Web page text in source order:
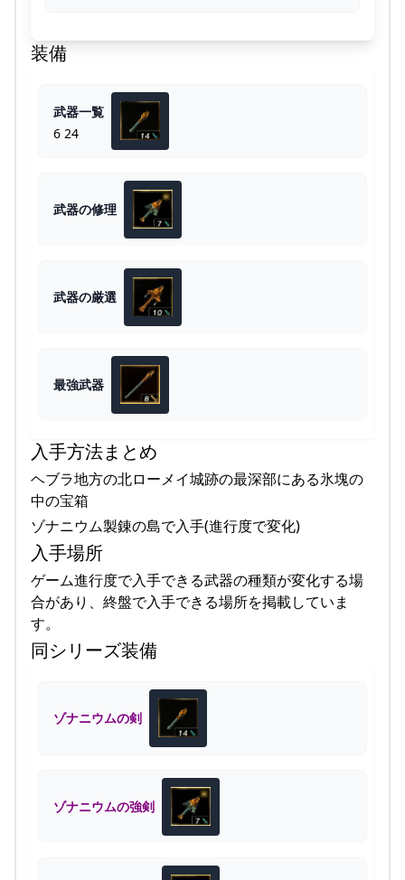
装備
武器一覧
6 24
武器の修理
武器の厳選
最強武器
入手方法まとめ
ヘブラ地方の北ローメイ城跡の最深部にある氷塊の
中の宝箱
ゾナニウム製錬の島で入手(進行度で変化)
入手場所
ゲーム進行度で入手できる武器の種類が変化する場
合があり、終盤で入手できる場所を掲載していま
す。
同シリーズ装備
ゾナニウムの剣
ゾナニウムの強剣